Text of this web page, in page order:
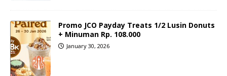
Promo JCO Payday Treats 1/2 Lusin Donuts
+ Minuman Rp. 108.000
January 30, 2026